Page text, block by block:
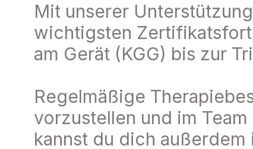
Mit unserer
wichtigsten
am Gerät (KGG) bis zur
Regelmäßige
vorzustellen und im
kannst du dich